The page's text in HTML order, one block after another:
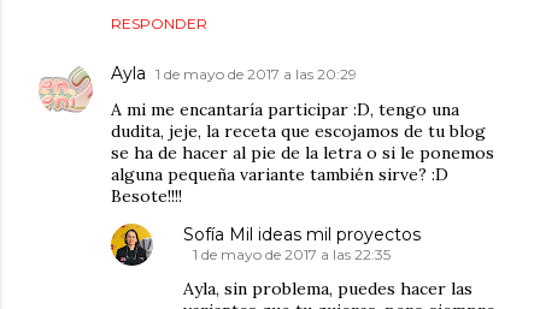
RESPONDER
Ayla 1 de mayo de 2017 a las 20:29
A mi me encantaría participar :D, tengo una
dudita, jeje, la receta que escojamos de tu blog
se ha de hacer al pie de la letra o si le ponemos
alguna pequeña variante también sirve? :D
Besote!!!!
Sofía Mil ideas mil proyectos
1 de mayo de 2017 a las 22:35
Ayla, sin problema, puedes hacer las